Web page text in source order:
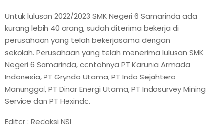
Untuk lulusan 2022/2023 SMK Negeri 6 Samarinda ada
kurang lebih 40 orang, sudah diterima bekerja di
perusahaan yang telah bekerjasama dengan
sekolah. Perusahaan yang telah menerima lulusan SMK
Negeri 6 Samarinda, contohnya PT Karunia Armada
Indonesia, PT Gryndo Utama, PT Indo Sejahtera
Manunggal, PT Dinar Energi Utama, PT Indosurvey Mining
Service dan PT Hexindo.
Editor : Redaksi NSI